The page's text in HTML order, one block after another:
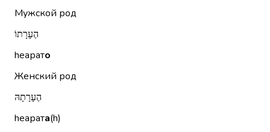
Мужской род
הֶעָרָתוֹ
hеарато
Женский род
הֶעָרָתָהּ
hеарата(h)